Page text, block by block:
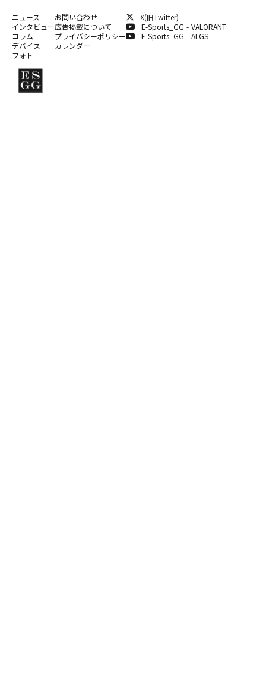
ニュース
インタビュー
コラム
デバイス
フォト
お問い合わせ
広告掲載について
プライバシーポリシー
カレンダー
X(旧Twitter)
E-Sports_GG - VALORANT
E-Sports_GG - ALGS